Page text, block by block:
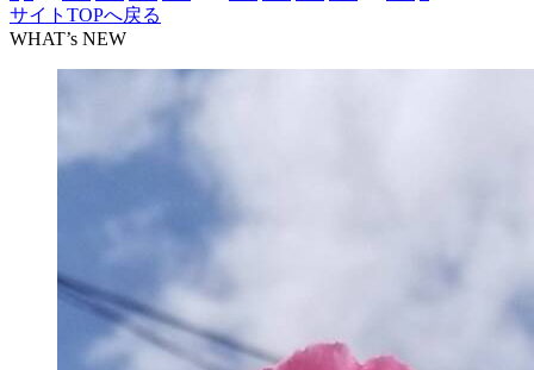
サイトTOPへ戻る
WHAT’s NEW